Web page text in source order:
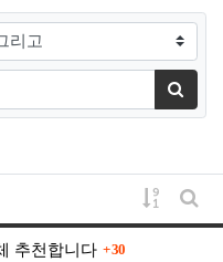
검색
게시물
게
추천합니다 댓글
30